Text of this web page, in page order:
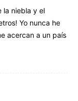
la niebla y el
Yo nunca he
acercan a un país